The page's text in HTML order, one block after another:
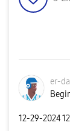
er-
‎12-29-2024